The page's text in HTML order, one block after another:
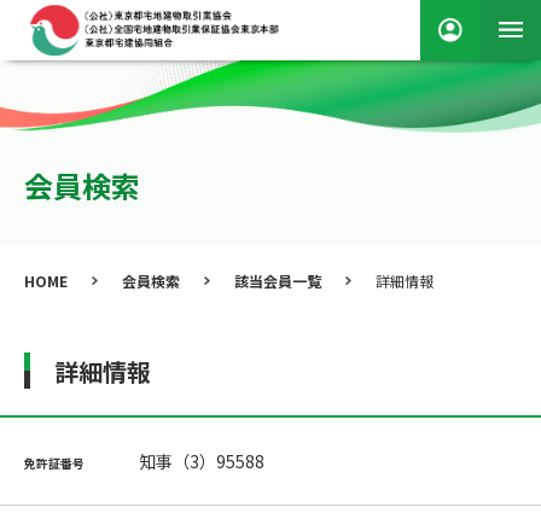
会員検索
HOME 会員検索 該当会員一覧 詳細情報
詳細情報
免許証番号 知事（3）95588